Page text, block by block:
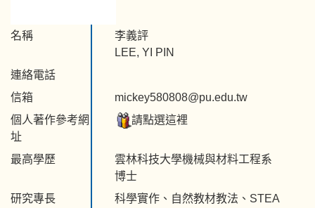
名稱
李義評
LEE, YI PIN
連絡電話
信箱
mickey580808@pu.edu.tw
個人著作參考網
址
請點選這裡
最高學歷
雲林科技大學機械與材料工程系
博士
研究專長
科學實作、自然教材教法、STEA